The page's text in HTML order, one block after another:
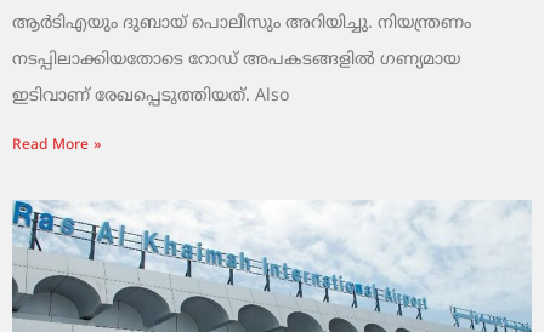
ആർടിഎയും ദുബായ് പൊലീസും അറിയിച്ചു. നിയന്ത്രണം
നടപ്പിലാക്കിയതോടെ റോഡ് അപകടങ്ങളിൽ ഗണ്യമായ
ഇടിവാണ് രേഖപ്പെടുത്തിയത്. Also
Read More »